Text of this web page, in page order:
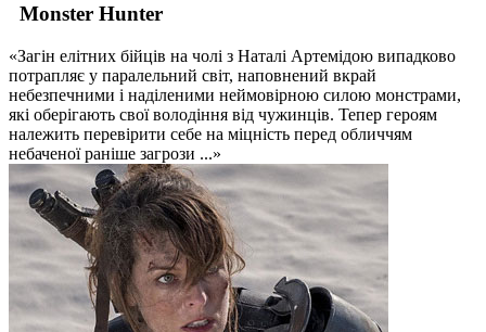
Monster Hunter
«Загін елітних бійців на чолі з Наталі Артемідою випадково
потрапляє у паралельний світ, наповнений вкрай
небезпечними і наділеними неймовірною силою монстрами,
які оберігають свої володіння від чужинців. Тепер героям
належить перевірити себе на міцність перед обличчям
небаченої раніше загрози ...»